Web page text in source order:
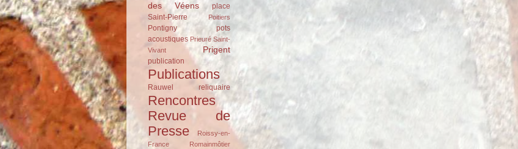
des Véens
place
Saint-Pierre
Poitiers
Pontigny
pots
acoustiques Prieuré Saint-
Vivant
Prigent
publication
Publications
Rauwel reliquaire
Rencontres
Revue de
Presse
Roissy-en-
France
Romainmôtier